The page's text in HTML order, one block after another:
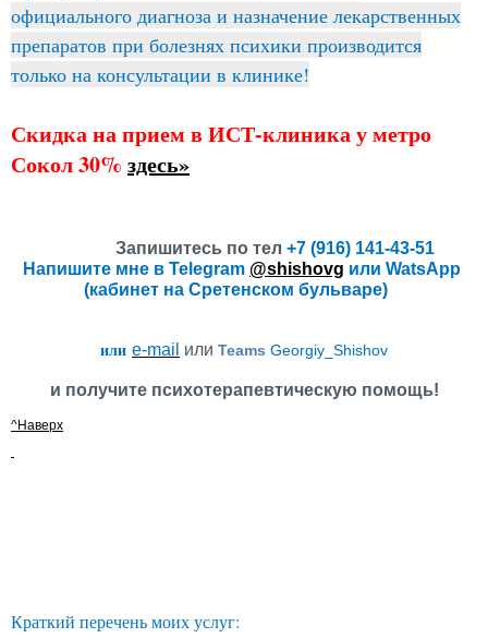
Краткий перечень моих услуг:
официального диагноза и назначение лекарственных
препаратов при болезнях психики производится
только на консультации в клинике!
Скидка на прием в ИСТ-клиника у метро
Сокол 30% здесь»
Запишитесь по тел +7 (916) 141-43-51
Напишите мне в Telegram @shishovg или WatsApp
(кабинет на Сретенском бульваре)
или e-mail или Teams Georgiy_Shishov
и получите психотерапевтическую помощь!
^Наверх